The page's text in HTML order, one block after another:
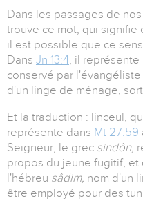
Dans les passages de
trouve ce mot, qui
il est possible que ce
Dans Jn 13:4, il
conservé par
d'un linge de ménage,
Et la traduction : linceul,
représente dans Mt 27:59
Seigneur, le grec sindôn,
propos du jeune fugitif,
l'hébreu sâdim, nom d'un
être employé pour des